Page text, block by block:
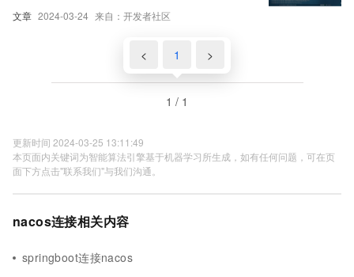
文章 2024-03-24 来自：开发者社区
< 1 >
1 / 1
更新时间 2024-03-25 13:11:49
本页面内关键词为智能算法引擎基于机器学习所生成，如有任何问题，可在页
面下方点击"联系我们"与我们沟通。
nacos连接相关内容
springboot连接nacos